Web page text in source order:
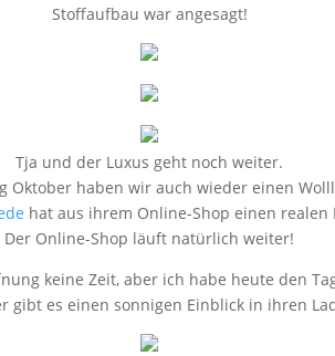
Stoffaufbau war angesagt!
Tja und der Luxus geht noch weiter.
Oktober haben wir auch wieder einen
hat aus ihrem Online-Shop einen realen
Der Online-Shop läuft natürlich weiter!
keine Zeit, aber ich habe heute den
gibt es einen sonnigen Einblick in ihren